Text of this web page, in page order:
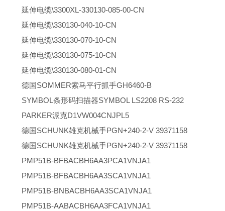
延伸电缆\3300XL-330130-085-00-CN
延伸电缆\330130-040-10-CN
延伸电缆\330130-070-10-CN
延伸电缆\330130-075-10-CN
延伸电缆\330130-080-01-CN
德国SOMMER索马平行抓手GH6460-B
SYMBOL条形码扫描器SYMBOL LS2208 RS-232
PARKER派克D1VW004CNJPL5
德国SCHUNK雄克机械手PGN+240-2-V 39371158
德国SCHUNK雄克机械手PGN+240-2-V 39371158
PMP51B-BFBACBH6AA3PCA1VNJA1
PMP51B-BFBACBH6AA3SCA1VNJA1
PMP51B-BNBACBH6AA3SCA1VNJA1
PMP51B-AABACBH6AA3FCA1VNJA1